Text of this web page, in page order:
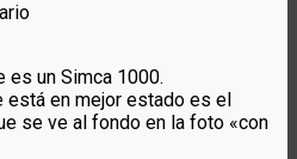
es un Simca 1000.
está en mejor estado es el
se ve al fondo en la foto «con